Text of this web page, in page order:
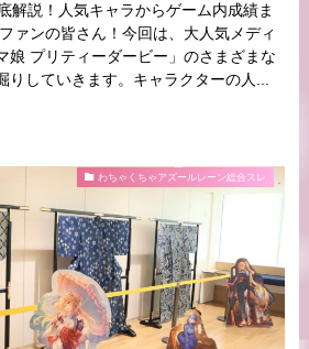
説！人気キャラからゲーム内成績ま
ァンの皆さん！今回は、大人気メディ
娘 プリティーダービー」のさまざまな
りしていきます。キャラクターの人...
わちゃくちゃアズールレーン総合スレ